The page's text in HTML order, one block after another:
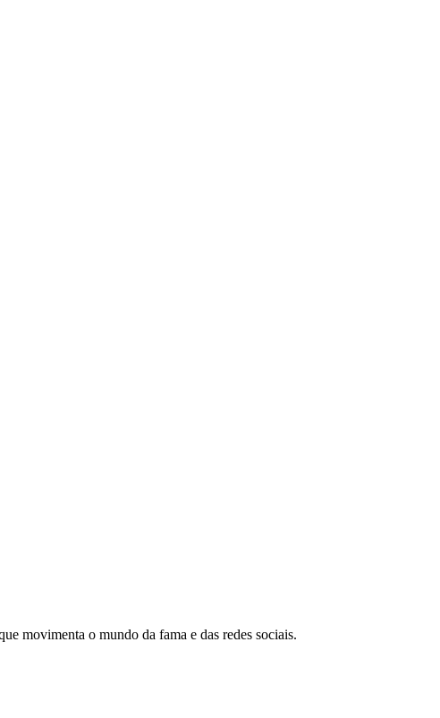
movimenta o mundo da fama e das redes sociais.